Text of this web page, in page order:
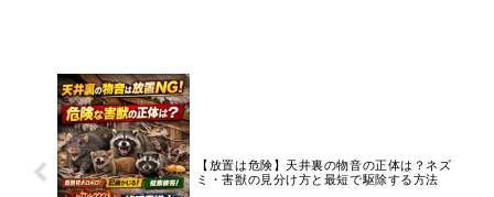
【放置は危険】天井裏の物音の正体は？ネズ
ミ・害獣の見分け方と最短で駆除する方法